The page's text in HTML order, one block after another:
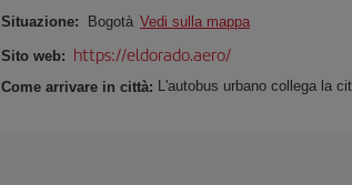
Situazione: Bogotà Vedi sulla mappa
Sito web: https://eldorado.aero/
Come arrivare in città: L'autobus urbano collega la